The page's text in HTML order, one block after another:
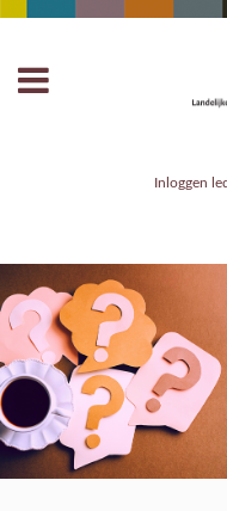
Inloggen